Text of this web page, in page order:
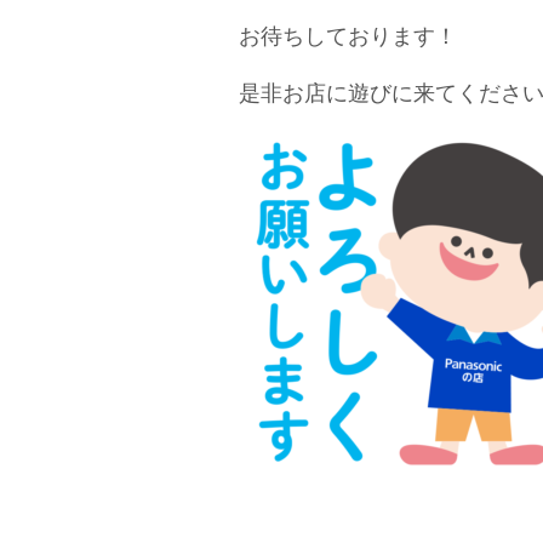
お待ちしております！
是非お店に遊びに来てくださ